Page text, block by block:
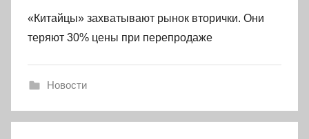
«Китайцы» захватывают рынок вторички. Они
теряют 30% цены при перепродаже
Новости